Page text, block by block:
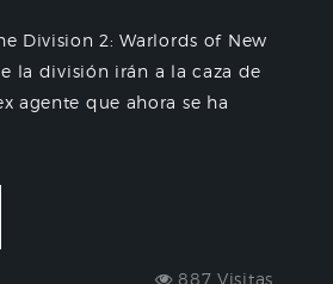
Division 2: Warlords of New
la división irán a la caza de
agente que ahora se ha
887 Visitas